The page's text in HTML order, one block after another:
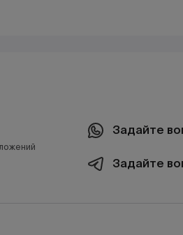
Задайте
Задайте